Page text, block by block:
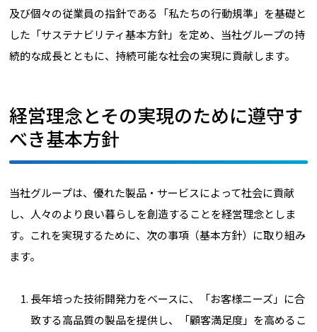
及び個々の従業員の指針である「私たちの行動規準」を基礎と
した「サステナビリティ基本方針」を定め、当社グループの持
続的な成長とともに、持続可能な社会の実現に貢献します。
経営理念とその実現のために遵守す
べき基本方針
当社グループは、優れた製品・サービスによって社会に貢献
し、人々のより良い暮らしを創造することを経営理念としま
す。これを実現するために、次の事項（基本方針）に取り組み
ます。
長年培った技術開発力をベースに、「お客様ニーズ」に合
致する高品質の製品を提供し、「顧客満足度」を高めるこ